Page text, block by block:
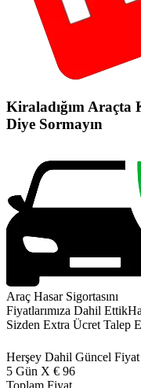
Kiraladığım Araçta
Diye Sormayın
Araç Hasar Sigortasını
Fiyatlarımıza Dahil Ettik
Sizden Extra Ücret Talep
Herşey Dahil Güncel
5 Gün X € 96